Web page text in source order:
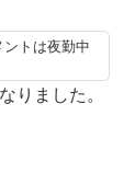
トは夜勤中
りました。